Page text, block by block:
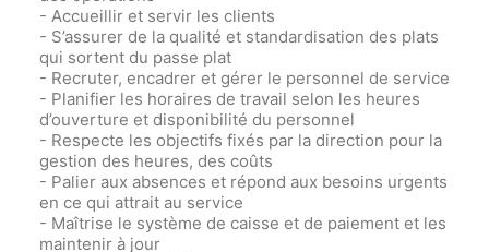
- Accueillir et servir les clients
- S’assurer de la qualité et standardisation des plats
qui sortent du passe plat
- Recruter, encadrer et gérer le personnel de service
- Planifier les horaires de travail selon les heures
d’ouverture et disponibilité du personnel
- Respecte les objectifs fixés par la direction pour la
gestion des heures, des coûts
- Palier aux absences et répond aux besoins urgents
en ce qui attrait au service
- Maîtrise le système de caisse et de paiement et les
maintenir à jour